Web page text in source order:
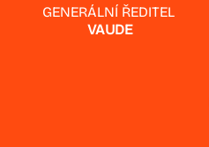
GENERÁLNÍ ŘEDITEL
VAUDE